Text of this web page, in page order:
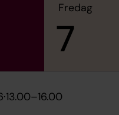
fredag
7
·13.00–16.00